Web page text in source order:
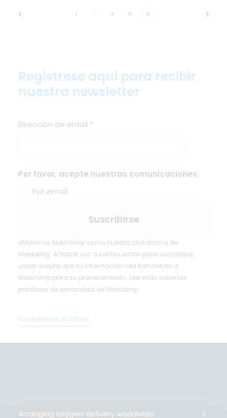
1 … 4 5 6
Regístrese aquí para recibir
nuestra newsletter
Dirección de email *
Por favor, acepte nuestras comunicaciones:
Por email
Utilizamos Mailchimp como nuestra plataforma de
marketing. Al hacer clic a continuación para suscribirse,
usted acepta que su información sea transferida a
Mailchimp para su procesamiento. Leer más sobre las
prácticas de privacidad de Mailchimp.
Newsletter Archive
Arranging oxygen delivery worldwide